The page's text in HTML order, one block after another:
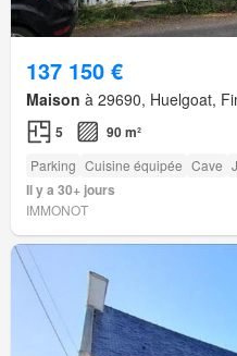
137 150 €
Maison à 29690, Huelgoat,
5 90 m²
Parking Cuisine équipée Cave
Il y a 30+ jours
IMMONOT